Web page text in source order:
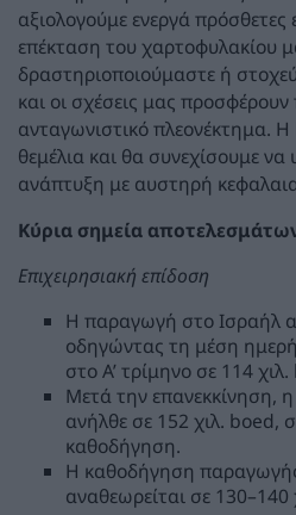
αξιολογούμε ενεργά πρόσθετες
επέκταση του χαρτοφυλακίου
δραστηριοποιούμαστε ή
και οι σχέσεις μας
ανταγωνιστικό πλεονέκτημα.
θεμέλια και θα συνεχίσουμε να
ανάπτυξη με αυστηρή
Κύρια σημεία
Επιχειρησιακή επίδοση
Η παραγωγή στο Ισραήλ
οδηγώντας τη μέση
στο Α’ τρίμηνο σε 114
Μετά την επανεκκίνηση,
ανήλθε σε 152 χιλ. boed,
καθοδήγηση.
Η καθοδήγηση
αναθεωρείται σε 130–140